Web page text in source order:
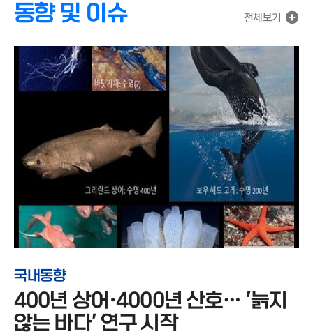
동향 및 이슈
국내동향
400년 상어·4000년 산호… '늙지
않는 바다' 연구 시작
전체보기